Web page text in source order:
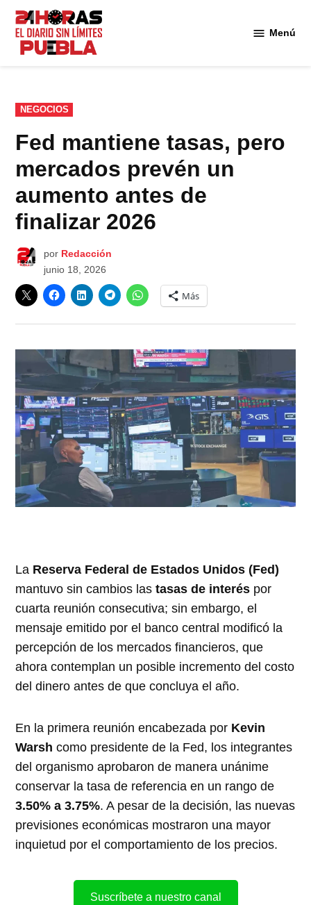
Saltar
contenido
Menú
PUBLICADO
EN
NEGOCIOS
Fed mantiene tasas, pero
mercados prevén un
aumento antes de
finalizar 2026
por Redacción
junio 18, 2026
Más
La Reserva Federal de Estados Unidos (Fed)
mantuvo sin cambios lastasas de interés por
cuarta reunión consecutiva; sin embargo, el
mensaje emitido por el banco central modificó la
percepción de los mercados financieros, que
ahora contemplan un posible incremento del costo
del dinero antes de que concluya el año.
En la primera reunión encabezada por Kevin
Warsh como presidente de la Fed, los integrantes
del organismo aprobaron de manera unánime
conservar la tasa de referencia en un rango de
3.50% a 3.75%. A pesar de la decisión, las nuevas
previsiones económicas mostraron una mayor
inquietud por el comportamiento de los precios.
Suscríbete a nuestro canal